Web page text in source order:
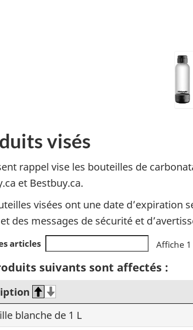
visés
rappel vise les bouteilles de
et Bestbuy.ca.
visées ont une date d’expiration
des messages de sécurité et
articles Affiche
suivants sont affectés :
blanche de 1 L